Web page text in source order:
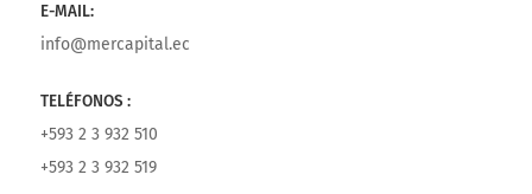
E-MAIL:
info@mercapital.ec
TELÉFONOS :
+593 2 3 932 510
+593 2 3 932 519